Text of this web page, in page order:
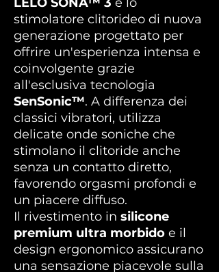
stimolatore clitorideo di nuova
generazione progettato per
offrire un'esperienza intensa e
coinvolgente grazie
all'esclusiva tecnologia
SenSonic™. A differenza dei
classici vibratori, utilizza
delicate onde soniche che
stimolano il clitoride anche
senza un contatto diretto,
favorendo orgasmi profondi e
un piacere diffuso.
Il rivestimento in silicone
premium ultra morbido e il
design ergonomico assicurano
una sensazione piacevole sulla